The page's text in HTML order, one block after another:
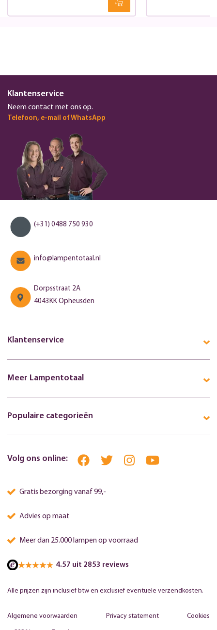
Klantenservice
Neem contact met ons op.
Telefoon, e-mail of WhatsApp
(+31) 0488 750 930
info@lampentotaal.nl
Dorpsstraat 2A
4043KK Opheusden
Klantenservice
Meer Lampentotaal
Populaire categorieën
Volg ons online:
Gratis bezorging vanaf 99,-
Advies op maat
Meer dan 25.000 lampen op voorraad
4.57 uit 2853 reviews
Alle prijzen zijn inclusief btw en exclusief eventuele verzendkosten.
Algemene voorwaarden Privacy statement Cookies